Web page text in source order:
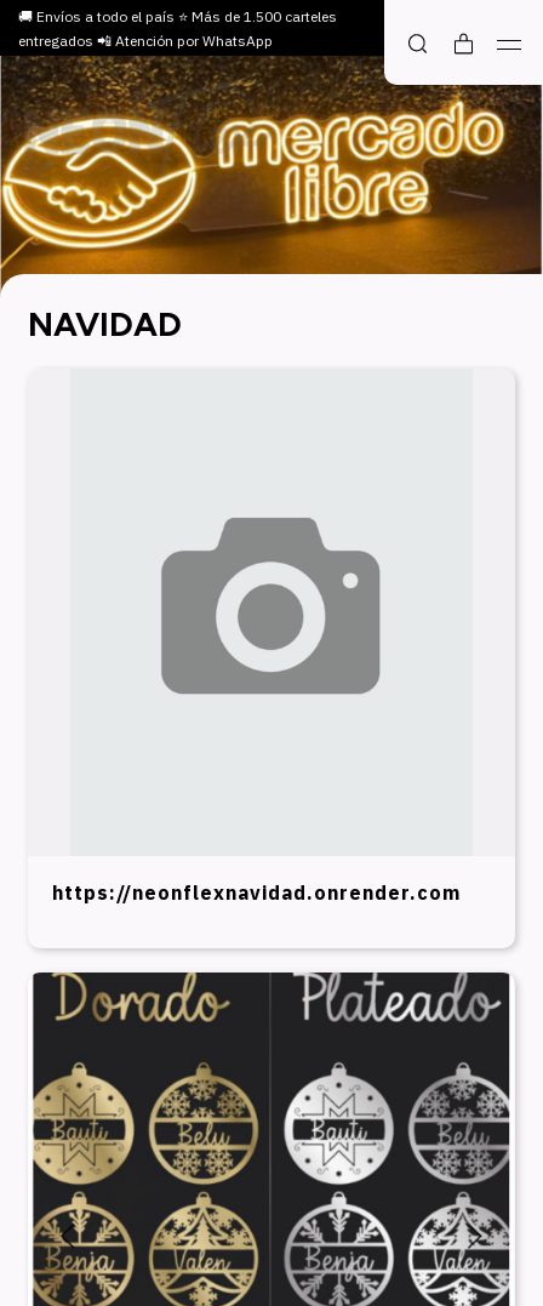
🚚 Envíos a todo el país ⭐ Más de 1.500 carteles
entregados 📲 Atención por WhatsApp
NAVIDAD
https://neonflexnavidad.onrender.com